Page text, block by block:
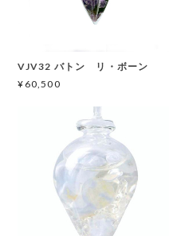
VJV32 バトン リ・ボーン
¥60,500